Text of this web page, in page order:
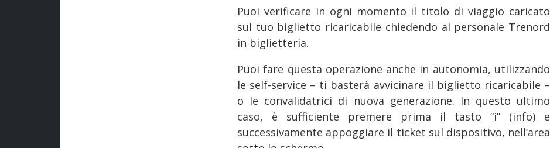
Puoi verificare in ogni momento il titolo di viaggio caricato
sul tuo biglietto ricaricabile chiedendo al personale Trenord
in biglietteria.
Puoi fare questa operazione anche in autonomia, utilizzando
le self-service – ti basterà avvicinare il biglietto ricaricabile –
o le convalidatrici di nuova generazione. In questo ultimo
caso, è sufficiente premere prima il tasto “i” (info) e
successivamente appoggiare il ticket sul dispositivo, nell’area